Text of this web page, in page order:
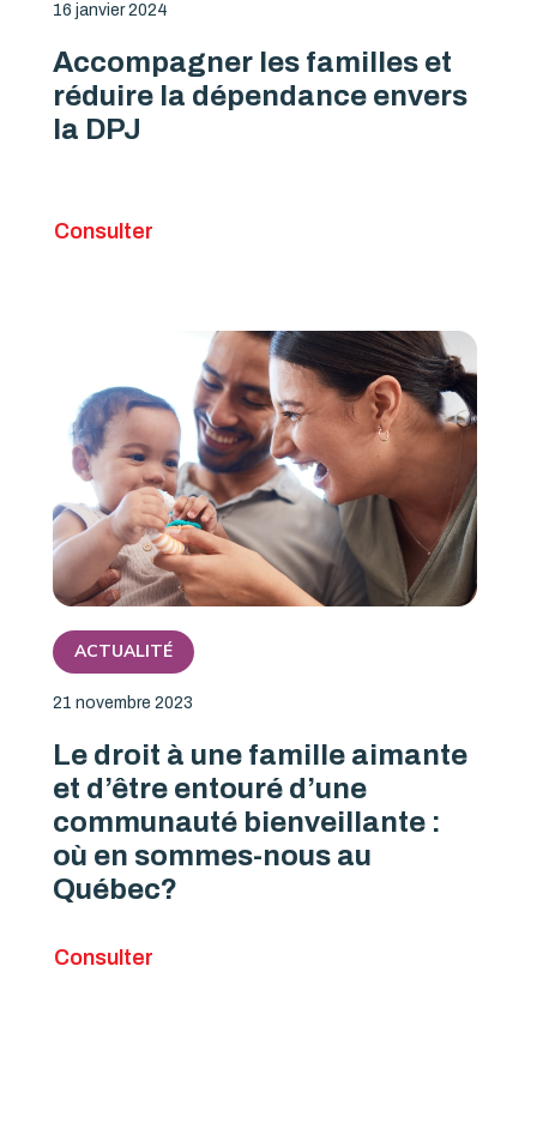
16 janvier 2024
Accompagner les familles et
réduire la dépendance envers
la DPJ
Consulter
ACTUALITÉ
21 novembre 2023
Le droit à une famille aimante
et d’être entouré d’une
communauté bienveillante :
où en sommes-nous au
Québec?
Consulter